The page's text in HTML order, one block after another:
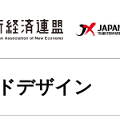
デザイン